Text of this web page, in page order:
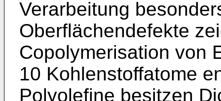
Verarbeitung
Oberflächendefekte
Copolymerisation von
10 Kohlenstoffatome
Polyolefine besitzen